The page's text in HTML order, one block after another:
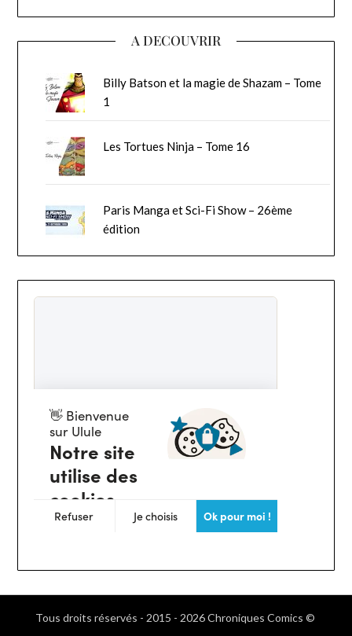
A DECOUVRIR
Billy Batson et la magie de Shazam – Tome
1
Les Tortues Ninja – Tome 16
Paris Manga et Sci-Fi Show – 26ème
édition
Tous droits réservés - 2015 - 2026 Chroniques Comics ©